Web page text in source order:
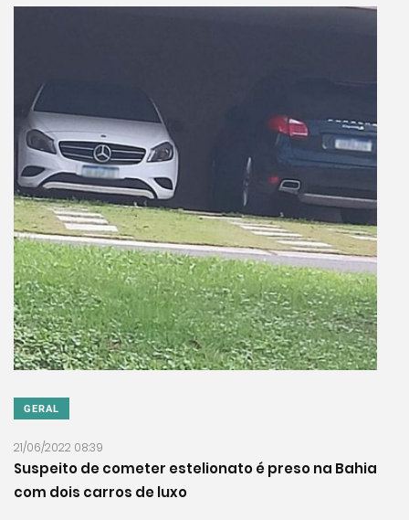
GERAL
21/06/2022 08:39
Suspeito de cometer estelionato é preso na Bahia
com dois carros de luxo